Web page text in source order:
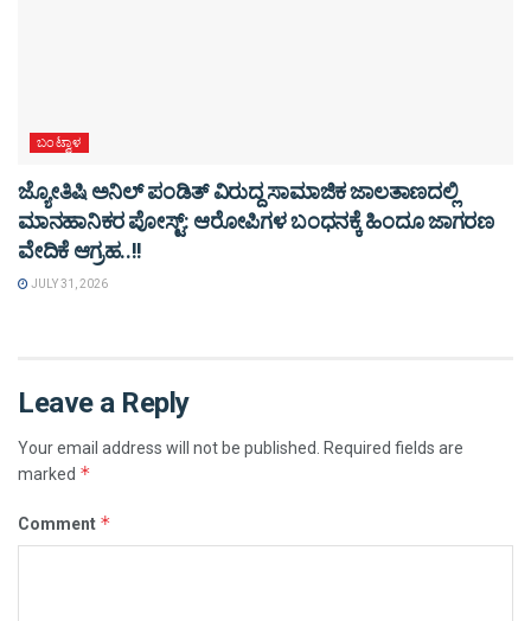
ಬಂಟ್ವಾಳ
ಜ್ಯೋತಿಷಿ ಅನಿಲ್ ಪಂಡಿತ್ ವಿರುದ್ದ ಸಾಮಾಜಿಕ ಜಾಲತಾಣದಲ್ಲಿ
ಮಾನಹಾನಿಕರ ಪೋಸ್ಟ್: ಆರೋಪಿಗಳ ಬಂಧನಕ್ಕೆ ಹಿಂದೂ ಜಾಗರಣ
ವೇದಿಕೆ ಆಗ್ರಹ..!!
JULY 31, 2026
Leave a Reply
Your email address will not be published. Required fields are
marked *
Comment *